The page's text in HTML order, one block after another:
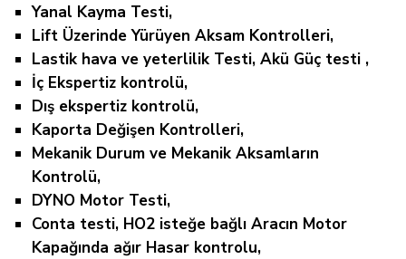
Yanal Kayma Testi,
Lift Üzerinde Yürüyen Aksam Kontrolleri,
Lastik hava ve yeterlilik Testi, Akü Güç testi ,
İç Ekspertiz kontrolü,
Dış ekspertiz kontrolü,
Kaporta Değişen Kontrolleri,
Mekanik Durum ve Mekanik Aksamların
Kontrolü,
DYNO Motor Testi,
Conta testi, HO2 isteğe bağlı Aracın Motor
Kapağında ağır Hasar kontrolu,